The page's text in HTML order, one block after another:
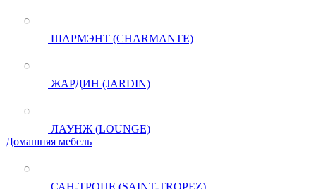
ШАРМЭНТ (CHARMANTE)
ЖАРДИН (JARDIN)
ЛАУНЖ (LOUNGE)
Домашняя мебель
САН-ТРОПЕ (SAINT-TROPEZ)